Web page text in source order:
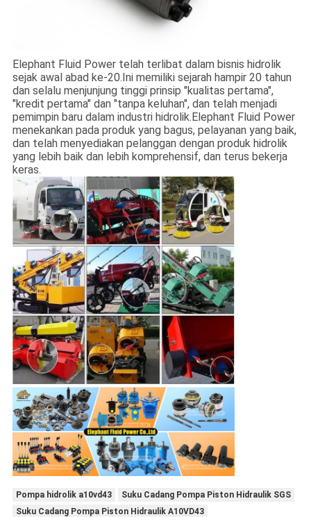
Elephant Fluid Power telah terlibat dalam bisnis hidrolik
sejak awal abad ke-20.Ini memiliki sejarah hampir 20 tahun
dan selalu menjunjung tinggi prinsip "kualitas pertama",
"kredit pertama" dan "tanpa keluhan", dan telah menjadi
pemimpin baru dalam industri hidrolik.Elephant Fluid Power
menekankan pada produk yang bagus, pelayanan yang baik,
dan telah menyediakan pelanggan dengan produk hidrolik
yang lebih baik dan lebih komprehensif, dan terus bekerja
keras.
Pompa hidrolik a10vd43
Suku Cadang Pompa Piston Hidraulik SGS
Suku Cadang Pompa Piston Hidraulik A10VD43